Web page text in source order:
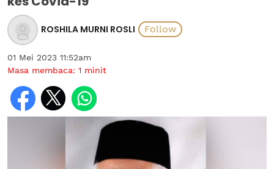
ROSHILA MURNI ROSLI
01 Mei 2023 11:52am
Masa membaca: 1 minit